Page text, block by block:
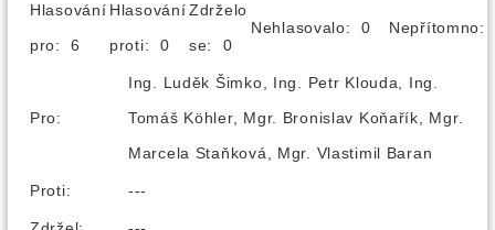
Hlasování
pro: 6
Hlasování
proti: 0
Zdrželo
se: 0
Nehlasovalo: 0
Pro:
Ing. Luděk Šimko, Ing. Petr Klouda, Ing.
Tomáš Köhler, Mgr. Bronislav Koňařík, Mgr.
Marcela Staňková, Mgr. Vlastimil Baran
Proti: ---